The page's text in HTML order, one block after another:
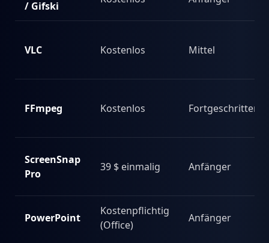
/ Gifski
VLC Kostenlos Mittel
FFmpeg Kostenlos Fortgeschritten
ScreenSnap
Pro
39 $ einmalig Anfänger
PowerPoint
Kostenpflichtig
(Office)
Anfänger